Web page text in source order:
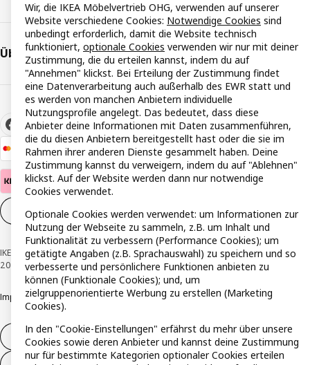
Über IKEA
Cookie-Einstellungen DE
IKEA Österreich - Südring, 2334 Vösendorf © Inter IKEA Systems B.V. 1999-
2026
ImpressumDatenschutzerklärungCookie RichtlinieResponsible Disclosure
Widerruf / Rückgabe
Wir, die IKEA Möbelvertrieb OHG, verwenden auf unserer
Website verschiedene Cookies: Notwendige Cookies sind
unbedingt erforderlich, damit die Website technisch
funktioniert, optionale Cookies verwenden wir nur mit deiner
Zustimmung, die du erteilen kannst, indem du auf
"Annehmen" klickst. Bei Erteilung der Zustimmung findet
eine Datenverarbeitung auch außerhalb des EWR statt und
es werden von manchen Anbietern individuelle
Nutzungsprofile angelegt. Das bedeutet, dass diese
Anbieter deine Informationen mit Daten zusammenführen,
die du diesen Anbietern bereitgestellt hast oder die sie im
Rahmen ihrer anderen Dienste gesammelt haben. Deine
Zustimmung kannst du verweigern, indem du auf "Ablehnen"
klickst. Auf der Website werden dann nur notwendige
Cookies verwendet.
Optionale Cookies werden verwendet: um Informationen zur
Nutzung der Webseite zu sammeln, z.B. um Inhalt und
Funktionalität zu verbessern (Performance Cookies); um
getätigte Angaben (z.B. Sprachauswahl) zu speichern und so
verbesserte und persönlichere Funktionen anbieten zu
können (Funktionale Cookies); und, um
zielgruppenorientierte Werbung zu erstellen (Marketing
Cookies).
In den "Cookie-Einstellungen" erfährst du mehr über unsere
Cookies sowie deren Anbieter und kannst deine Zustimmung
nur für bestimmte Kategorien optionaler Cookies erteilen